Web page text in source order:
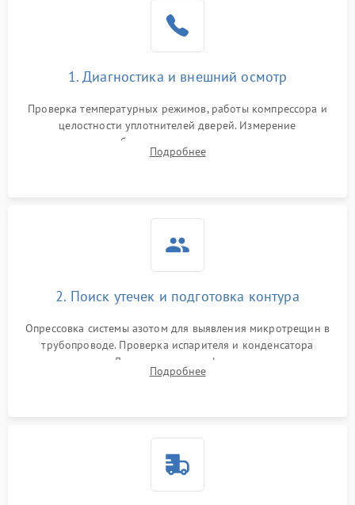
работе
2000 ₽ Подробнее →
1000 ₽
1800 ₽
1. Диагностика и внешний осмотр
Проверка температурных режимов, работы компрессора и
целостности уплотнителей дверей. Измерение
сопротивления обмоток мотора, проверка термостата и
считывание кодов ошибок с электронного дисплея.
Подробнее
2. Поиск утечек и подготовка контура
Опрессовка системы азотом для выявления микротрещин в
трубопроводе. Проверка испарителя и конденсатора
течеискателем. Демонтаж старого фильтра-осушителя и
продувка капиллярной трубки для устранения засоров.
Подробнее